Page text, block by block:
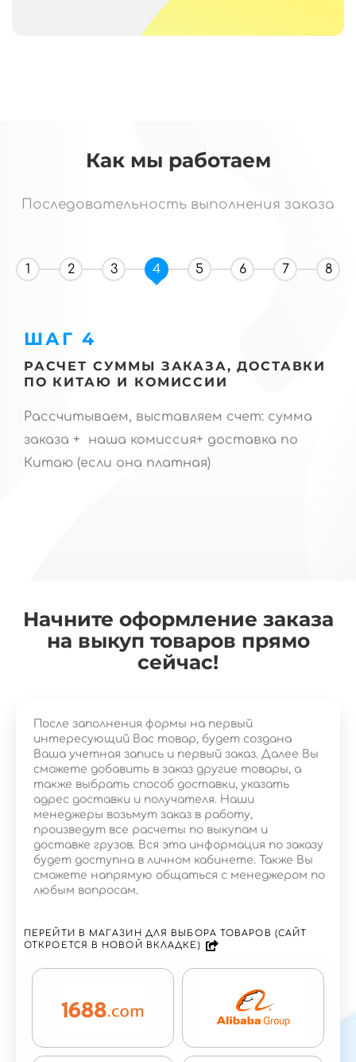
Как мы работаем
Последовательность выполнения заказа
1 2 3 4 5 6 7 8
ШАГ 4
РАСЧЕТ СУММЫ ЗАКАЗА, ДОСТАВКИ
ПО КИТАЮ И КОМИССИИ
Рассчитываем, выставляем счет: сумма
заказа + наша комиссия+ доставка по
Китаю (если она платная)
Начните оформление заказа
на выкуп товаров прямо
сейчас!
После заполнения формы на первый
интересующий Вас товар, будет создана
Ваша учетная запись и первый заказ. Далее Вы
сможете добавить в заказ другие товары, а
также выбрать способ доставки, указать
адрес доставки и получателя. Наши
менеджеры возьмут заказ в работу,
произведут все расчеты по выкупам и
доставке грузов. Вся эта информация по заказу
будет доступна в личном кабинете. Также Вы
сможете напрямую общаться с менеджером по
любым вопросам.
ПЕРЕЙТИ В МАГАЗИН ДЛЯ ВЫБОРА ТОВАРОВ (САЙТ
ОТКРОЕТСЯ В НОВОЙ ВКЛАДКЕ)